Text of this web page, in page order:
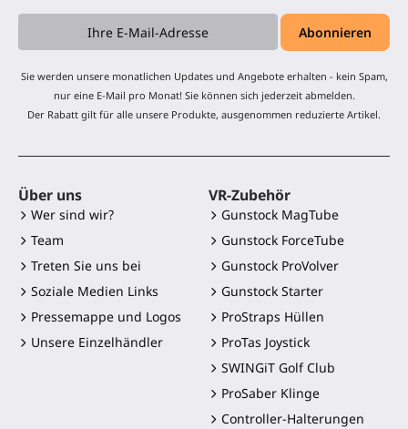
Sie werden unsere monatlichen Updates und Angebote erhalten - kein Spam,
nur eine E-Mail pro Monat! Sie können sich jederzeit abmelden.
Der Rabatt gilt für alle unsere Produkte, ausgenommen reduzierte Artikel.
Über uns
Wer sind wir?
Team
Treten Sie uns bei
Soziale Medien Links
Pressemappe und Logos
Unsere Einzelhändler
VR-Zubehör
Gunstock MagTube
Gunstock ForceTube
Gunstock ProVolver
Gunstock Starter
ProStraps Hüllen
ProTas Joystick
SWINGiT Golf Club
ProSaber Klinge
Controller-Halterungen